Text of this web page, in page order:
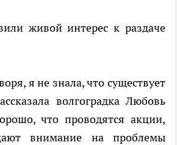
живой интерес к раздаче
я не знала, что существует
волгоградка Любовь
что проводятся акции,
внимание на проблемы